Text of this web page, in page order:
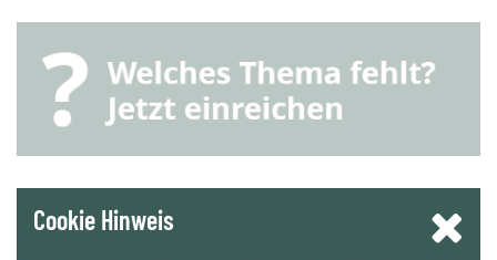
YouTube
Cookie Hinweis